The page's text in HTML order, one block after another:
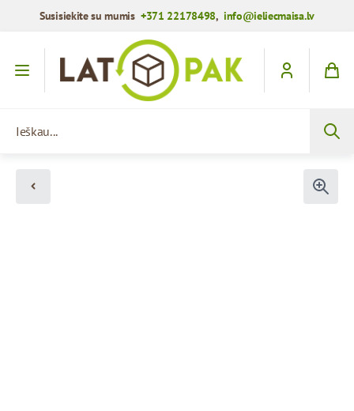
Susisiekite su mumis+371 22178498, info@ieliecmaisa.lv